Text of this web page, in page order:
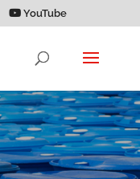
YouTube